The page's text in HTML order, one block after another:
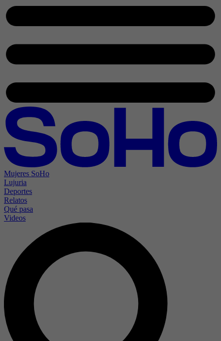
Mujeres SoHo
Lujuria
Deportes
Relatos
Qué pasa
Videos